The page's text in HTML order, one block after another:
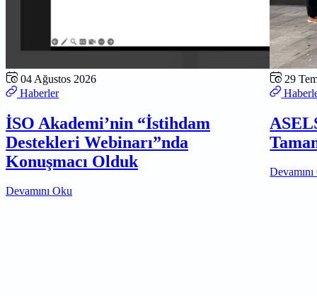
04 Ağustos 2026
Haberler
İSO Akademi’nin “İstihdam
Destekleri Webinarı”nda
Konuşmacı Olduk
Devamını Oku
29